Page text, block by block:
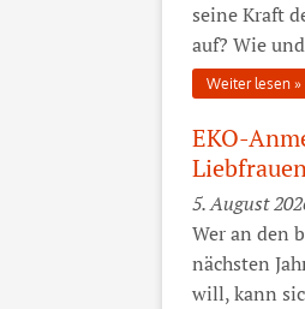
seine Kraft
auf? Wie
Weiter lesen
EKO-
5. August
Wer an den
nächsten
will, kann